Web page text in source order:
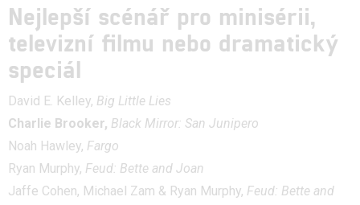
Nejlepší scénář pro minisérii,
televizní filmu nebo dramatický
speciál
David E. Kelley, Big Little Lies
Charlie Brooker, Black Mirror: San Junipero
Noah Hawley, Fargo
Ryan Murphy, Feud: Bette and Joan
Jaffe Cohen, Michael Zam & Ryan Murphy, Feud: Bette and